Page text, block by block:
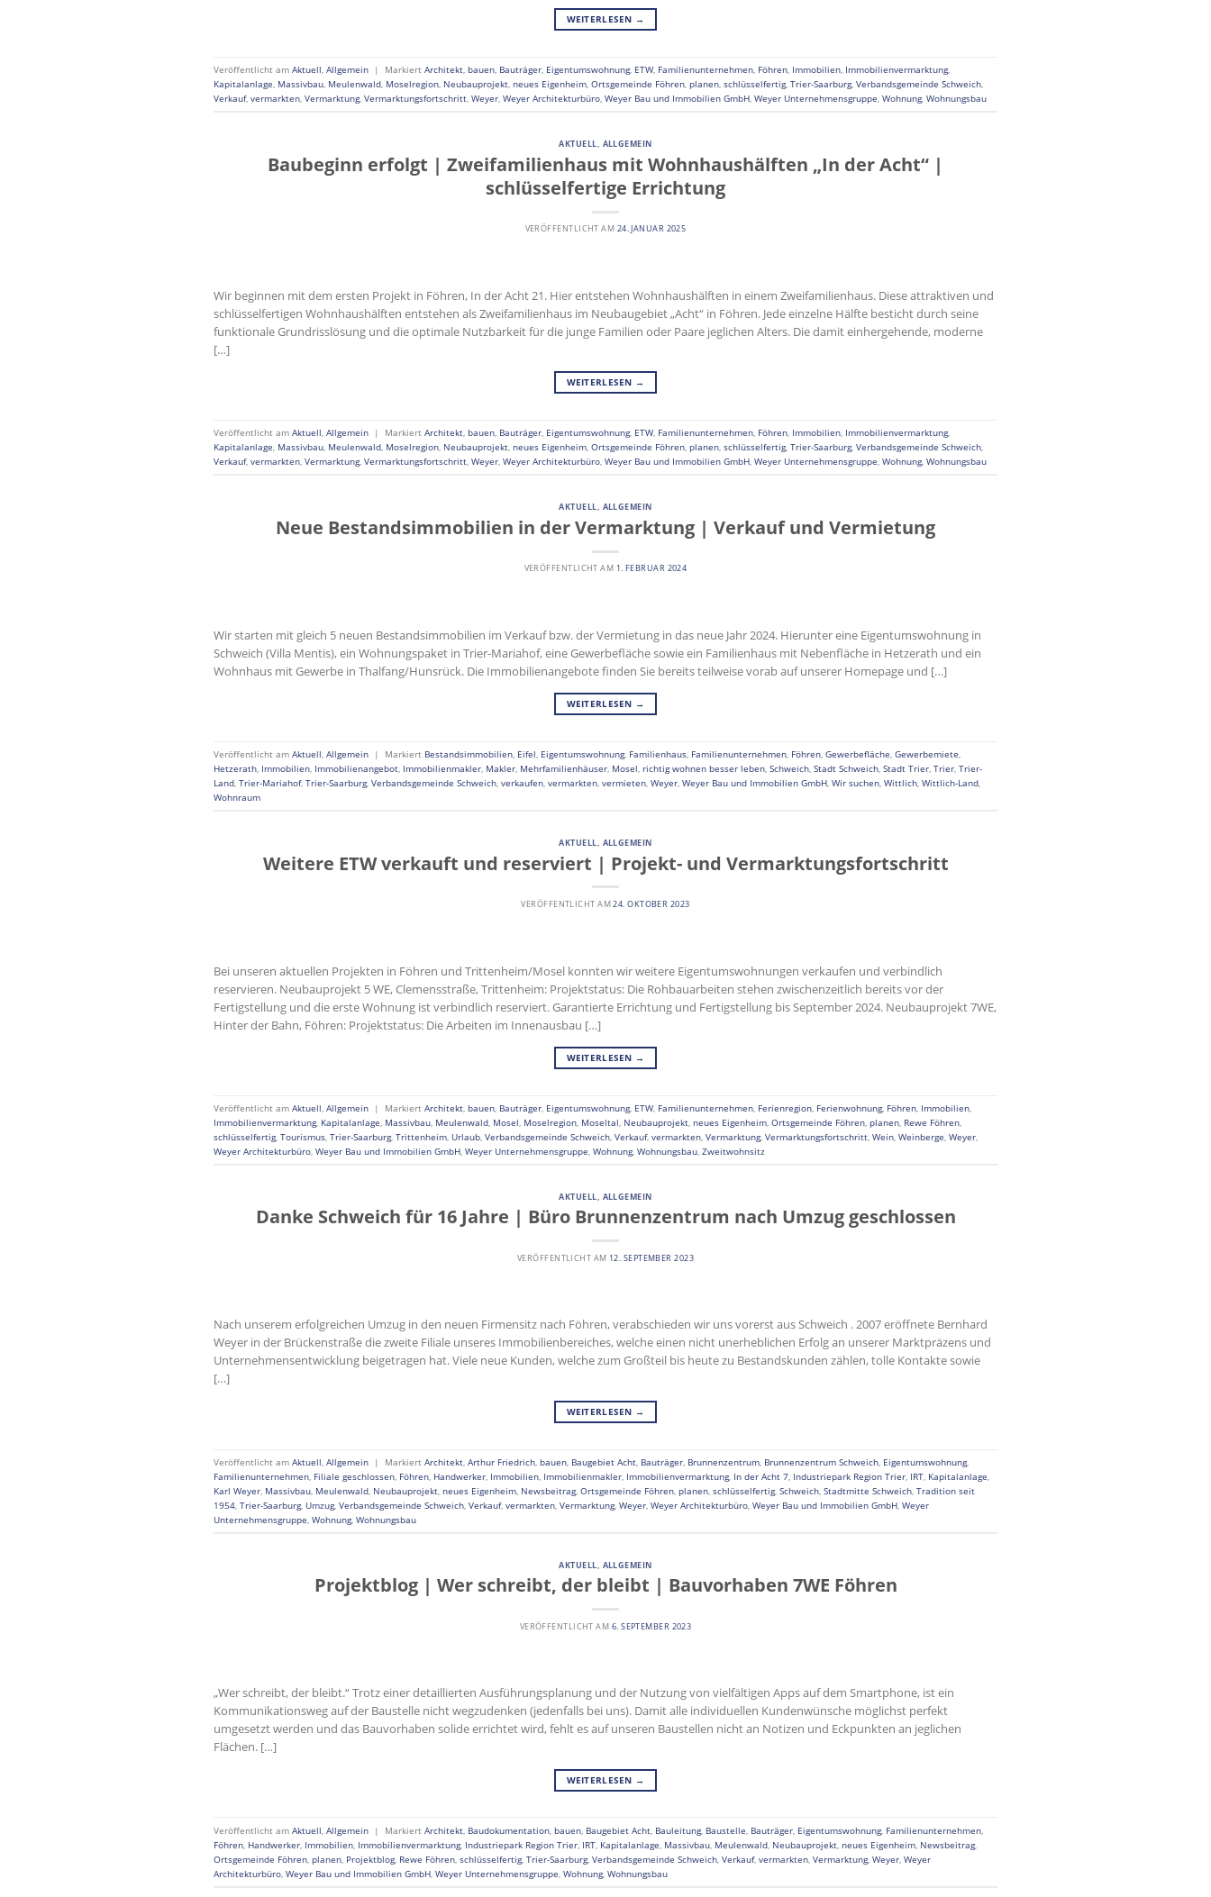
WEITERLESEN →
Veröffentlicht am Aktuell, Allgemein | Markiert Architekt, bauen, Bauträger, Eigentumswohnung, ETW, Familienunternehmen, Föhren, Immobilien, Immobilienvermarktung,
Kapitalanlage, Massivbau, Meulenwald, Moselregion, Neubauprojekt, neues Eigenheim, Ortsgemeinde Föhren, planen, schlüsselfertig, Trier-Saarburg, Verbandsgemeinde Schweich,
Verkauf, vermarkten, Vermarktung, Vermarktungsfortschritt, Weyer, Weyer Architekturbüro, Weyer Bau und Immobilien GmbH, Weyer Unternehmensgruppe, Wohnung, Wohnungsbau
AKTUELL, ALLGEMEIN
Baubeginn erfolgt | Zweifamilienhaus mit Wohnhaushälften „In der Acht“ |
schlüsselfertige Errichtung
VERÖFFENTLICHT AM 24. JANUAR 2025
Wir beginnen mit dem ersten Projekt in Föhren, In der Acht 21. Hier entstehen Wohnhaushälften in einem Zweifamilienhaus. Diese attraktiven und
schlüsselfertigen Wohnhaushälften entstehen als Zweifamilienhaus im Neubaugebiet „Acht“ in Föhren. Jede einzelne Hälfte besticht durch seine
funktionale Grundrisslösung und die optimale Nutzbarkeit für die junge Familien oder Paare jeglichen Alters. Die damit einhergehende, moderne
[…]
WEITERLESEN →
Veröffentlicht am Aktuell, Allgemein | Markiert Architekt, bauen, Bauträger, Eigentumswohnung, ETW, Familienunternehmen, Föhren, Immobilien, Immobilienvermarktung,
Kapitalanlage, Massivbau, Meulenwald, Moselregion, Neubauprojekt, neues Eigenheim, Ortsgemeinde Föhren, planen, schlüsselfertig, Trier-Saarburg, Verbandsgemeinde Schweich,
Verkauf, vermarkten, Vermarktung, Vermarktungsfortschritt, Weyer, Weyer Architekturbüro, Weyer Bau und Immobilien GmbH, Weyer Unternehmensgruppe, Wohnung, Wohnungsbau
AKTUELL, ALLGEMEIN
Neue Bestandsimmobilien in der Vermarktung | Verkauf und Vermietung
VERÖFFENTLICHT AM 1. FEBRUAR 2024
Wir starten mit gleich 5 neuen Bestandsimmobilien im Verkauf bzw. der Vermietung in das neue Jahr 2024. Hierunter eine Eigentumswohnung in
Schweich (Villa Mentis), ein Wohnungspaket in Trier-Mariahof, eine Gewerbefläche sowie ein Familienhaus mit Nebenfläche in Hetzerath und ein
Wohnhaus mit Gewerbe in Thalfang/Hunsrück. Die Immobilienangebote finden Sie bereits teilweise vorab auf unserer Homepage und […]
WEITERLESEN →
Veröffentlicht am Aktuell, Allgemein | Markiert Bestandsimmobilien, Eifel, Eigentumswohnung, Familienhaus, Familienunternehmen, Föhren, Gewerbefläche, Gewerbemiete,
Hetzerath, Immobilien, Immobilienangebot, Immobilienmakler, Makler, Mehrfamilienhäuser, Mosel, richtig wohnen besser leben, Schweich, Stadt Schweich, Stadt Trier, Trier, Trier-
Land, Trier-Mariahof, Trier-Saarburg, Verbandsgemeinde Schweich, verkaufen, vermarkten, vermieten, Weyer, Weyer Bau und Immobilien GmbH, Wir suchen, Wittlich, Wittlich-Land,
Wohnraum
AKTUELL, ALLGEMEIN
Weitere ETW verkauft und reserviert | Projekt- und Vermarktungsfortschritt
VERÖFFENTLICHT AM24. OKTOBER 2023
Bei unseren aktuellen Projekten in Föhren und Trittenheim/Mosel konnten wir weitere Eigentumswohnungen verkaufen und verbindlich
reservieren. Neubauprojekt 5 WE, Clemensstraße, Trittenheim: Projektstatus: Die Rohbauarbeiten stehen zwischenzeitlich bereits vor der
Fertigstellung und die erste Wohnung ist verbindlich reserviert. Garantierte Errichtung und Fertigstellung bis September 2024. Neubauprojekt 7WE,
Hinter der Bahn, Föhren: Projektstatus: Die Arbeiten im Innenausbau […]
WEITERLESEN →
Veröffentlicht am Aktuell, Allgemein | Markiert Architekt, bauen, Bauträger, Eigentumswohnung, ETW, Familienunternehmen, Ferienregion, Ferienwohnung, Föhren, Immobilien,
Immobilienvermarktung, Kapitalanlage, Massivbau, Meulenwald, Mosel, Moselregion, Moseltal, Neubauprojekt, neues Eigenheim, Ortsgemeinde Föhren, planen, Rewe Föhren,
schlüsselfertig, Tourismus, Trier-Saarburg, Trittenheim, Urlaub, Verbandsgemeinde Schweich, Verkauf, vermarkten, Vermarktung, Vermarktungsfortschritt, Wein, Weinberge, Weyer,
Weyer Architekturbüro, Weyer Bau und Immobilien GmbH, Weyer Unternehmensgruppe, Wohnung, Wohnungsbau, Zweitwohnsitz
AKTUELL, ALLGEMEIN
Danke Schweich für 16 Jahre | Büro Brunnenzentrum nach Umzug geschlossen
VERÖFFENTLICHT AM 12. SEPTEMBER 2023
Nach unserem erfolgreichen Umzug in den neuen Firmensitz nach Föhren, verabschieden wir uns vorerst aus Schweich . 2007 eröffnete Bernhard
Weyer in der Brückenstraße die zweite Filiale unseres Immobilienbereiches, welche einen nicht unerheblichen Erfolg an unserer Marktpräzens und
Unternehmensentwicklung beigetragen hat. Viele neue Kunden, welche zum Großteil bis heute zu Bestandskunden zählen, tolle Kontakte sowie
[…]
WEITERLESEN →
Veröffentlicht am Aktuell Allgemein | Markiert Architekt Arthur Friedrich bauen Baugebiet Acht Bauträger Brunnenzentrum Brunnenzentrum Schweich Eigentumswohnung,
Familienunternehmen Filiale geschlossen Föhren Handwerker Immobilien Immobilienmakler Immobilienvermarktung, In der Acht 7 Industriepark Region Trier IRT Kapitalanlage
Karl Weyer Massivbau Meulenwald Neubauprojekt neues Eigenheim Newsbeitrag, Ortsgemeinde Föhren planen schlüsselfertig, Schweich Stadtmitte Schweich Tradition seit
1954 Trier-Saarburg, Umzug, Verbandsgemeinde Schweich Verkauf, vermarkten Vermarktung, Weyer Weyer Architekturbüro Weyer Bau und Immobilien GmbH Weyer
Unternehmensgruppe Wohnung, Wohnungsbau
AKTUELL, ALLGEMEIN
Projektblog | Wer schreibt, der bleibt | Bauvorhaben 7WE Föhren
VERÖFFENTLICHT AM 6. SEPTEMBER 2023
„Wer schreibt, der bleibt.“ Trotz einer detaillierten Ausführungsplanung und der Nutzung von vielfältigen Apps auf dem Smartphone, ist ein
Kommunikationsweg auf der Baustelle nicht wegzudenken (jedenfalls bei uns). Damit alle individuellen Kundenwünsche möglichst perfekt
umgesetzt werden und das Bauvorhaben solide errichtet wird, fehlt es auf unseren Baustellen nicht an Notizen und Eckpunkten an jeglichen
Flächen. […]
WEITERLESEN →
Veröffentlicht am Aktuell Allgemein | Markiert Architekt Baudokumentation bauen Baugebiet Acht Bauleitung, Baustelle Bauträger Eigentumswohnung, Familienunternehmen
Föhren Handwerker Immobilien Immobilienvermarktung, Industriepark Region Trier IRT Kapitalanlage Massivbau Meulenwald Neubauprojekt neues Eigenheim Newsbeitrag,
Ortsgemeinde Föhren planen Projektblog, Rewe Föhren schlüsselfertig, Trier-Saarburg, Verbandsgemeinde Schweich Verkauf, vermarkten Vermarktung, Weyer Weyer
Architekturbüro Weyer Bau und Immobilien GmbH Weyer Unternehmensgruppe Wohnung, Wohnungsbau